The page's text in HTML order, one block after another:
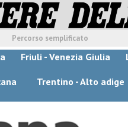
Percorso semplificato
Friuli - Venezia Giulia
Trentino - Alto adige